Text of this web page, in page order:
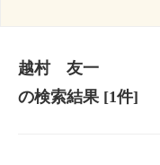
越村 友一
の検索結果[1件]